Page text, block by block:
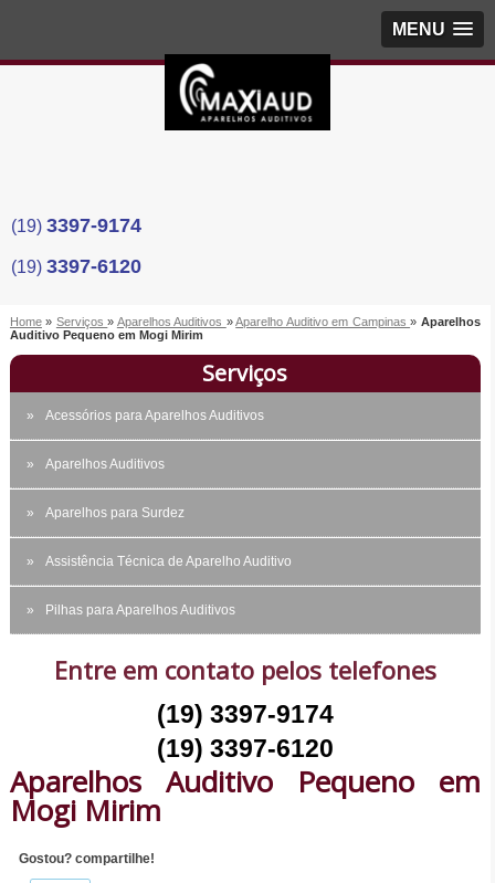
MENU
(19) 3397-9174
(19) 3397-6120
Home » Serviços» Aparelhos Auditivos »Aparelho Auditivo em Campinas» Aparelhos
Auditivo Pequeno em Mogi Mirim
Serviços
Acessórios para Aparelhos Auditivos
Aparelhos Auditivos
Aparelhos para Surdez
Assistência Técnica de Aparelho Auditivo
Pilhas para Aparelhos Auditivos
Entre em contato pelos telefones
(19) 3397-9174
(19) 3397-6120
Aparelhos Auditivo Pequeno em
Mogi Mirim
Gostou? compartilhe!